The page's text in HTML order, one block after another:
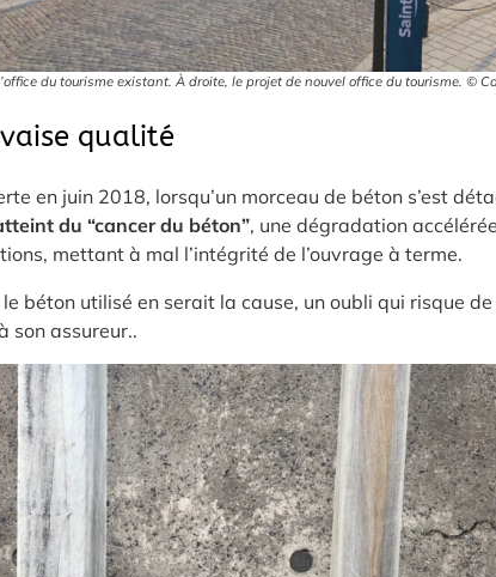
du tourisme existant. À droite, le projet de nouvel office du tourisme. ©
qualité
en juin 2018, lorsqu’un morceau de béton s’est
du “cancer du béton”, une dégradation
mettant à mal l’intégrité de l’ouvrage à terme.
le béton utilisé en serait la cause, un oubli qui risque
son assureur..